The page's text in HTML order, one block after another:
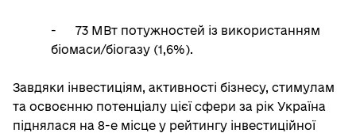
- 73 МВт потужностей із використанням
біомаси/біогазу (1,6%).
Завдяки інвестиціям, активності бізнесу, стимулам
та освоєнню потенціалу цієї сфери за рік Україна
піднялася на 8-е місце у рейтингу інвестиційної